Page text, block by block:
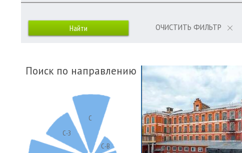
ОЧИСТИТЬ ФИЛЬТР
Поиск по направлению
С
С-В
С-З